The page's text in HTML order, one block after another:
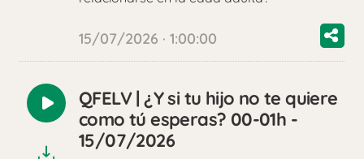
15/07/2026 · 1:00:00
Reproducir
audio
QFELV | ¿Y si tu hijo no te quiere
como tú esperas? 00-01h -
15/07/2026